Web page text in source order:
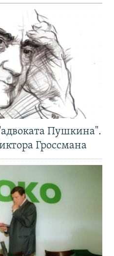
Пушкина".
Гроссмана